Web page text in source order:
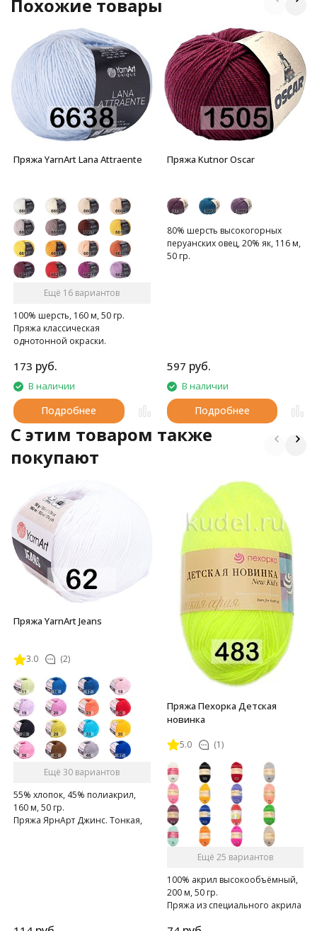
Похожие товары
Пряжа YarnArt Lana Attraente
Ещё 16 вариантов
100% шерсть, 160 м, 50 гр.
Пряжа классическая
однотонной окраски.
173 руб.
В наличии
Подробнее
Пряжа Kutnor Oscar
80% шерсть высокогорных
перуанских овец, 20% як, 116 м,
50 гр.
597 руб.
В наличии
Подробнее
C этим товаром также
покупают
Пряжа YarnArt Jeans
3.0 (2)
Ещё 30 вариантов
55% хлопок, 45% полиакрил,
160 м, 50 гр.
Пряжа ЯрнАрт Джинс. Тонкая,
мягкая, слегка бархатистая
Пряжа Пехорка Детская
новинка
5.0 (1)
Ещё 25 вариантов
100% акрил высокообъёмный,
200 м, 50 гр.
Пряжа из специального акрила